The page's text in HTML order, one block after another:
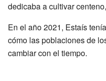
dedicaba a cultivar
En el año 2021, Estaís
cómo las poblaciones de
cambiar con el tiempo.